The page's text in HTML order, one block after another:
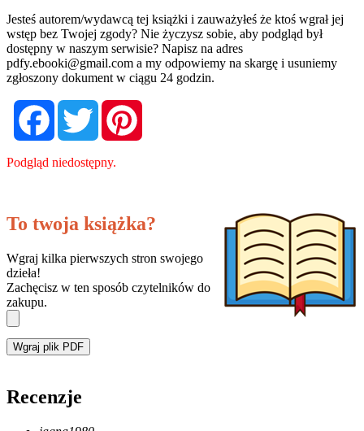
Jesteś autorem/wydawcą tej książki i zauważyłeś że ktoś wgrał jej
wstęp bez Twojej zgody? Nie życzysz sobie, aby podgląd był
dostępny w naszym serwisie? Napisz na adres
pdfy.ebooki@gmail.com a my odpowiemy na skargę i usuniemy
zgłoszony dokument w ciągu 24 godzin.
FacebookTwitter
Podgląd niedostępny.
To twoja książka?
Wgraj kilka pierwszych stron swojego
dzieła!
Zachęcisz w ten sposób czytelników do
zakupu.
Wgraj plik PDF
Recenzje